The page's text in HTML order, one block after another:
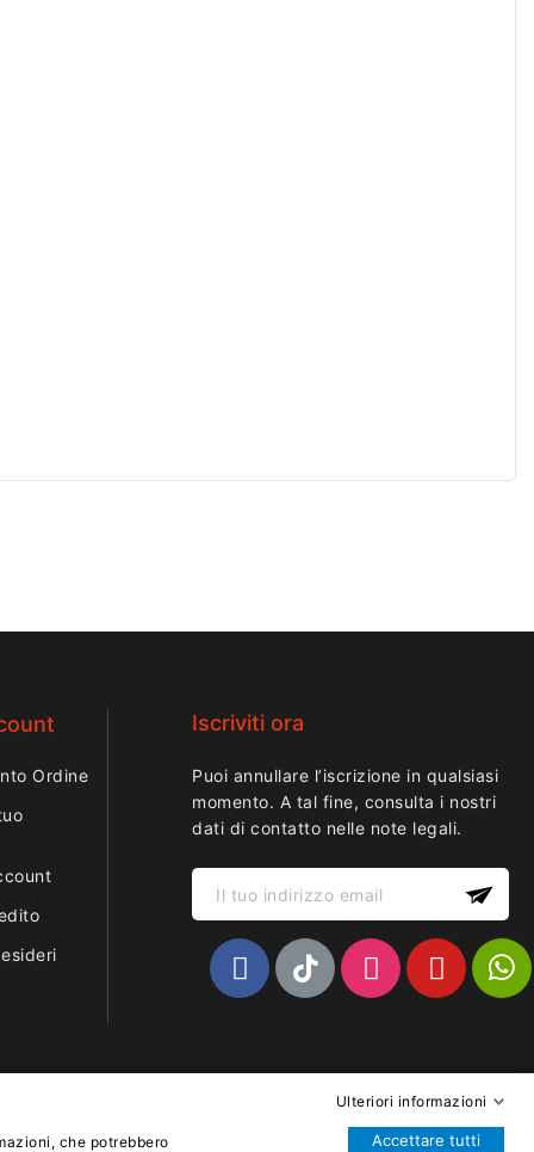
Ordine
Iscriviti ora
Puoi annullare l’iscrizione in qualsiasi
momento. A tal fine, consulta i nostri
dati di contatto nelle note legali.
che potrebbero
Ulteriori informazioni
Accettare tutti